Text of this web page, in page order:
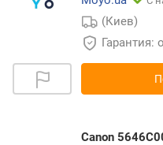
(Киев)
Гарантия:
Canon